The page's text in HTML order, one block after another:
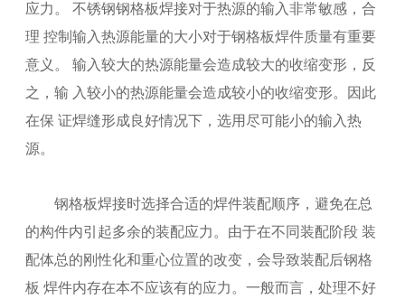
应力。 不锈钢钢格板焊接对于热源的输入非常敏感，合
理 控制输入热源能量的大小对于钢格板焊件质量有重要
意义。 输入较大的热源能量会造成较大的收缩变形，反
之，输 入较小的热源能量会造成较小的收缩变形。因此
在保 证焊缝形成良好情况下，选用尽可能小的输入热
源。
钢格板焊接时选择合适的焊件装配顺序，避免在总
的构件内引起多余的装配应力。由于在不同装配阶段 装
配体总的刚性化和重心位置的改变，会导致装配后钢格
板 焊件内存在本不应该有的应力。一般而言，处理不好